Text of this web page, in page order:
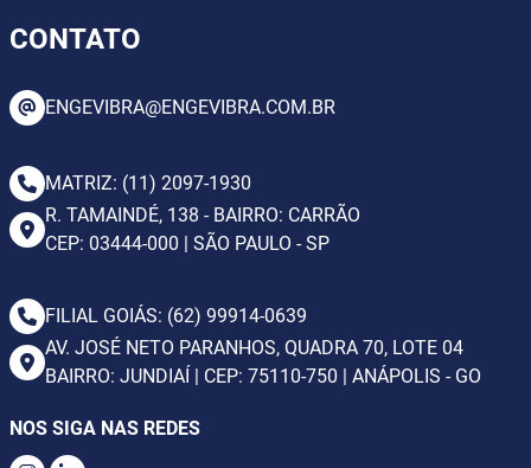
CONTATO
ENGEVIBRA@ENGEVIBRA.COM.BR
MATRIZ: (11) 2097-1930
R. TAMAINDÉ, 138 - BAIRRO: CARRÃO
CEP: 03444-000 | SÃO PAULO - SP
FILIAL GOIÁS: (62) 99914-0639
AV. JOSÉ NETO PARANHOS, QUADRA 70, LOTE 04
BAIRRO: JUNDIAÍ | CEP: 75110-750 | ANÁPOLIS - GO
NOS SIGA NAS REDES